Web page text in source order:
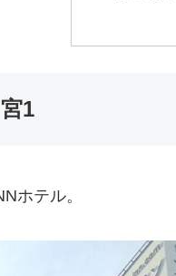
1
ホテル。